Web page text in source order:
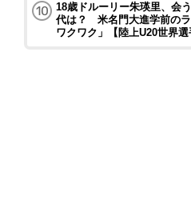
18歳ドルーリー朱瑛里、会
代は？ 米名門大進学前の
ワクワク」【陸上U20世界選